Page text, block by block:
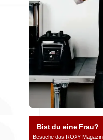
Bist du eine Frau?
Besuche das ROXY-Magazin